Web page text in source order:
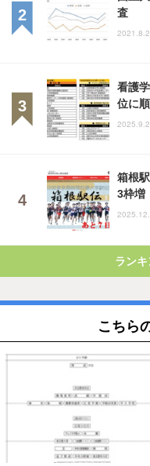
査
看護
位に
箱根
3枠増
ラン
こちら